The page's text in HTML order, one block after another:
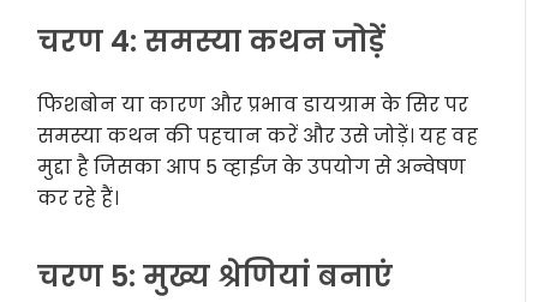
चरण 4: समस्या कथन जोड़ें
फिशबोन या कारण और प्रभाव डायग्राम के सिर पर
समस्या कथन की पहचान करें और उसे जोड़ें। यह वह
मुद्दा है जिसका आप 5 व्हाईज के उपयोग से अन्वेषण
कर रहे हैं।
चरण 5: मुख्य श्रेणियां बनाएं